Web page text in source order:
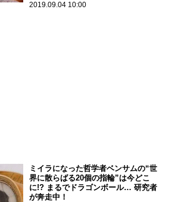
2019.09.04 10:00
ミイラになった哲学者ベンサムの“世
界に散らばる20個の指輪”は今どこ
に!? まるでドラゴンボール… 研究者
が奔走中！